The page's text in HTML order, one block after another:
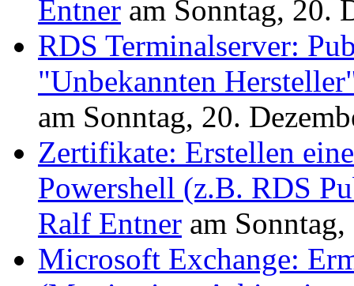
Entner am Sonntag, 20.
RDS Terminalserver:
"Unbekannten
am Sonntag, 20.
Zertifikate: Erstellen
Powershell (z.B. RDS
Ralf Entner am
Microsoft Exchange: